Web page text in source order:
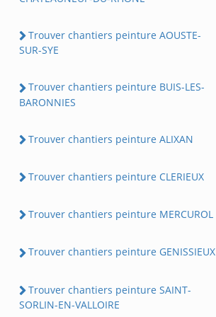
Trouver chantiers peinture AOUSTE-
SUR-SYE
Trouver chantiers peinture BUIS-LES-
BARONNIES
Trouver chantiers peinture ALIXAN
Trouver chantiers peinture CLERIEUX
Trouver chantiers peinture MERCUROL
Trouver chantiers peinture GENISSIEUX
Trouver chantiers peinture SAINT-
SORLIN-EN-VALLOIRE